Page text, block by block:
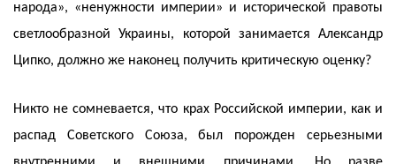
народа», «ненужности империи» и исторической правоты
светлообразной Украины, которой занимается Александр
Ципко, должно же наконец получить критическую оценку?
Никто не сомневается, что крах Российской империи, как и
распад Советского Союза, был порожден серьезными